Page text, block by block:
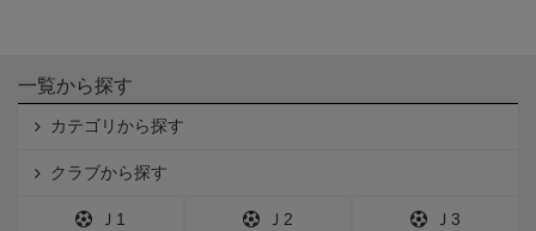
一覧から探す
カテゴリから探す
クラブから探す
Ｊ1 Ｊ2 Ｊ3